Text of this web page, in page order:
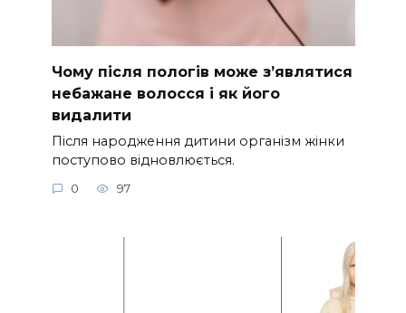
Чому після пологів може з’являтися
небажане волосся і як його
видалити
Після народження дитини організм жінки
поступово відновлюється.
0 97